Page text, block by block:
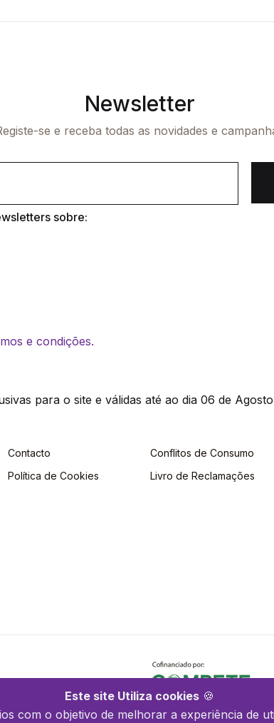
Este site Utiliza cookies 🍪
com o objetivo de melhorar a experiência de
Newsletter
se e receba todas as novidades e
sobre:
e condições.
para o site e válidas até ao dia 06 de
Contacto
Política de Cookies
Conflitos de Consumo
Livro de Reclamações